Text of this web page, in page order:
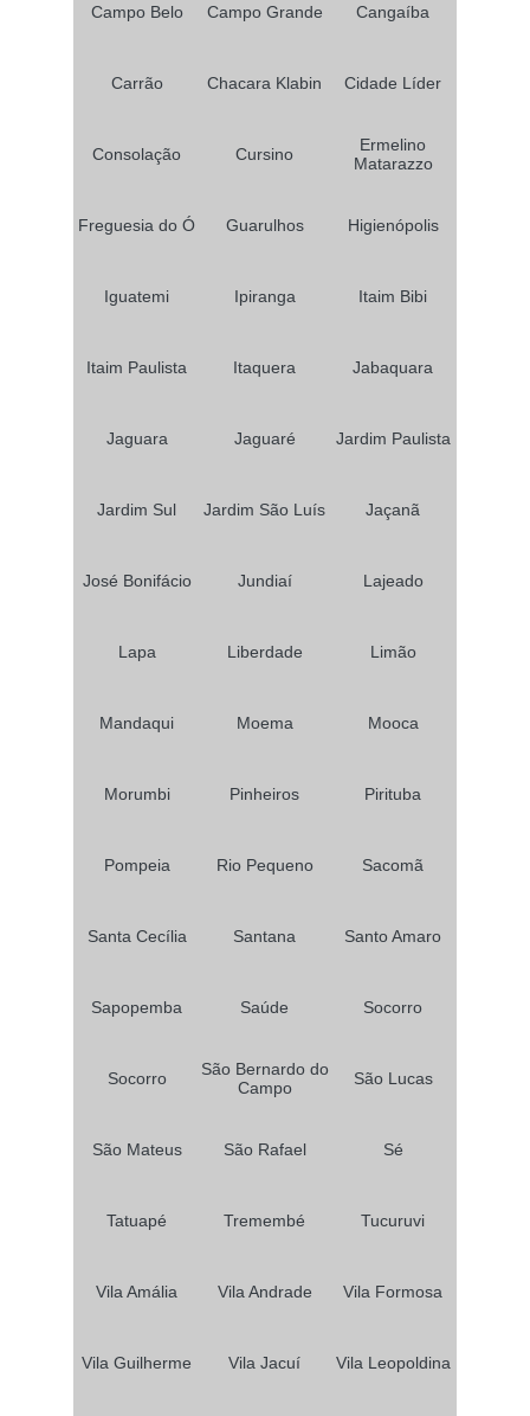
Campo Belo Campo Grande Cangaíba
Carrão Chacara Klabin Cidade Líder
Consolação Cursino
Ermelino
Matarazzo
Freguesia do Ó Guarulhos Higienópolis
Iguatemi Ipiranga Itaim Bibi
Itaim Paulista Itaquera Jabaquara
Jaguara Jaguaré Jardim Paulista
Jardim Sul Jardim São Luís Jaçanã
José Bonifácio Jundiaí Lajeado
Lapa Liberdade Limão
Mandaqui Moema Mooca
Morumbi Pinheiros Pirituba
Pompeia Rio Pequeno Sacomã
Santa Cecília Santana Santo Amaro
Sapopemba Saúde Socorro
Socorro
São Bernardo do
Campo
São Lucas
São Mateus São Rafael Sé
Tatuapé Tremembé Tucuruvi
Vila Amália Vila Andrade Vila Formosa
Vila Guilherme Vila Jacuí Vila Leopoldina